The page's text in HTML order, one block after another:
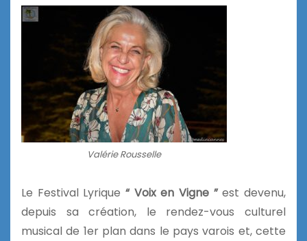
Valérie Rousselle
Le Festival Lyrique “ Voix en Vigne ”est devenu,
depuis sa création, le rendez-vous culturel
musical de 1er plan dans le pays varois et, cette